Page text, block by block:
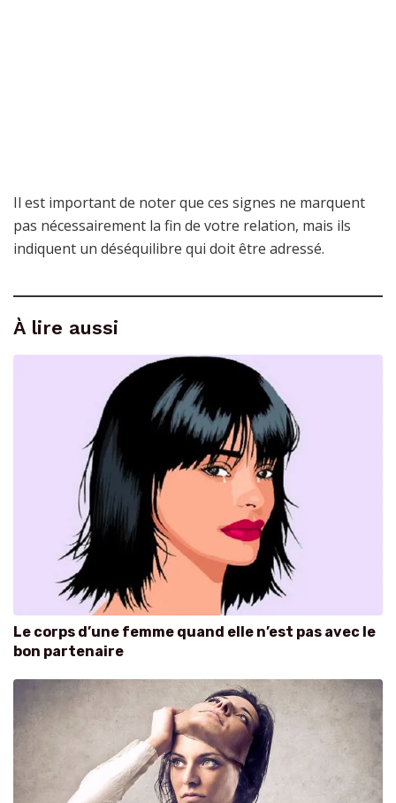
Il est important de noter que ces signes ne marquent
pas nécessairement la fin de votre relation, mais ils
indiquent un déséquilibre qui doit être adressé.
À lire aussi
Le corps d’une femme quand elle n’est pas avec le
bon partenaire